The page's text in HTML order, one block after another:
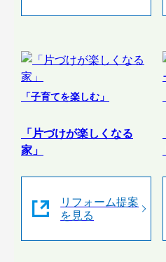
「子育てを楽しむ」
「片づけが楽しくなる
家」
リフォーム提案
を見る